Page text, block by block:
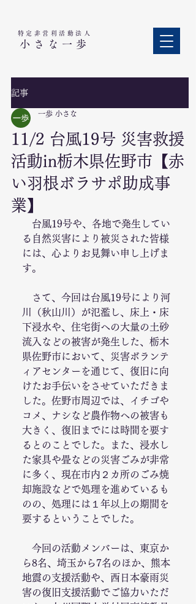
特定非営利活動法人​
小さな一歩
記事
11/2 台風19号 災害救援
活動in栃木県佐野市【赤
い羽根ボラサポ助成事
業】
一歩 小さな
台風19号や、各地で発生してい
る自然災害により被災された皆様
には、心よりお見舞い申し上げま
す。
さて、今回は台風19号により河
川（秋山川）が氾濫し、床上・床
下浸水や、住宅街への大量の土砂
流入などの被害が発生した、栃木
県佐野市において、災害ボランテ
ィアセンターを通じて、復旧に向
けたお手伝いをさせていただきま
した。佐野市周辺では、イチゴや
コメ、ナシなど農作物への被害も
大きく、復旧までには時間を要す
るとのことでした。また、浸水し
た家具や畳などの災害ごみが非常
に多く、現在市内２カ所のごみ焼
却施設などで処理を進めているも
のの、処理には１年以上の期間を
要するということでした。
今回の活動メンバーは、東京か
ら8名、埼玉から7名のほか、熊本
地震の支援活動や、西日本豪雨災
害の復旧支援活動でご協力いただ